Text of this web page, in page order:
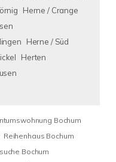
Herne / Crange
Herne / Süd
Herten
Bochum
Reihenhaus Bochum
Bochum